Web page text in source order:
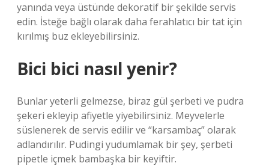
yanında veya üstünde dekoratif bir şekilde servis
edin. İsteğe bağlı olarak daha ferahlatıcı bir tat için
kırılmış buz ekleyebilirsiniz.
Bici bici nasıl yenir?
Bunlar yeterli gelmezse, biraz gül şerbeti ve pudra
şekeri ekleyip afiyetle yiyebilirsiniz. Meyvelerle
süslenerek de servis edilir ve “karsambaç” olarak
adlandırılır. Pudingi yudumlamak bir şey, şerbeti
pipetle içmek bambaşka bir keyiftir.